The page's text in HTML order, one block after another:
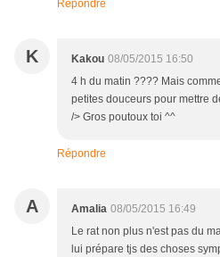
Répondre
K Kakou 08/05/2015 16:50
4 h du matin ???? Mais
petites douceurs pour mettre
/> Gros poutoux toi ^^
Répondre
A Amalia 08/05/2015 16:49
Le rat non plus n'est pas du
lui prépare tjs des choses